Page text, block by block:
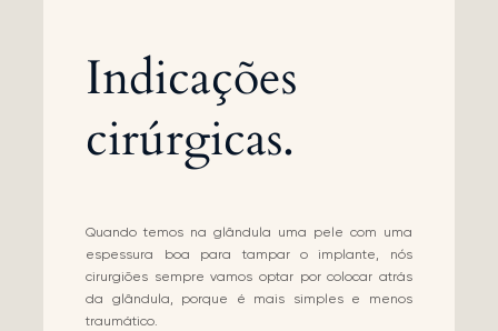
Indicações
cirúrgicas.
Quando temos na glândula uma pele com uma
espessura boa para tampar o implante, nós
cirurgiões sempre vamos optar por colocar atrás
da glândula, porque é mais simples e menos
traumático.